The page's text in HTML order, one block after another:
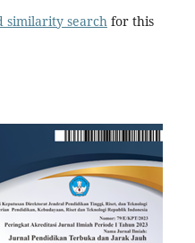
similarity searchfor this